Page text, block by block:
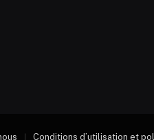
Conditions d’utilisation et